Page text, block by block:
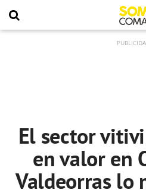
El sector
en valor en
Valdeorras lo